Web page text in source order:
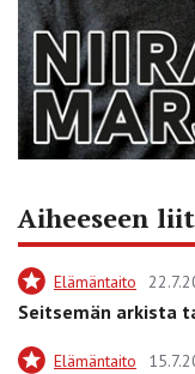
Aiheeseen
Elämäntaito
Seitsemän arkista
Elämäntaito